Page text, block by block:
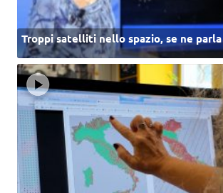
Troppi satelliti nello spazio, se ne parla